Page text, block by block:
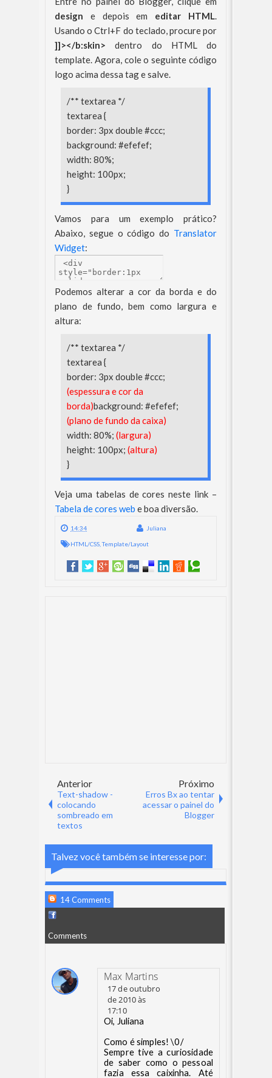
design e depois em editar HTML.
Usando o Ctrl+F do teclado, procure por
]]></b:skin> dentro do HTML do
template. Agora, cole o seguinte código
logo acima dessa tag e salve.
/** textarea */
textarea {
border: 3px double #ccc;
background: #efefef;
width: 80%;
height: 100px;
}
Vamos para um exemplo prático?
Abaixo, segue o código do Translator
Widget:
Podemos alterar a cor da borda e do
plano de fundo, bem como largura e
altura:
/** textarea */
textarea {
border: 3px double #ccc;
(espessura e cor da
borda)background: #efefef;
(plano de fundo da caixa)
width: 80%; (largura)
height: 100px; (altura)
}
Veja uma tabelas de cores neste link –
Tabela de cores web e boa diversão.
14:34 Juliana
HTML/CSS ,Template/Layout
Anterior
Text-shadow -
colocando
sombreado em
textos
Próximo
Erros Bx ao tentar
acessar o painel do
Blogger
Talvez você também se interesse por:
14 Comments
Comments
Max Martins
17 de outubro
de 2010 às
17:10
Oi, Juliana
Como é simples! \0/
Sempre tive a curiosidade
de saber como o pessoal
fazia essa caixinha. Até